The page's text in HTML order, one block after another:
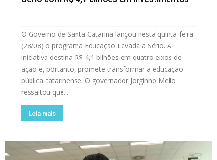
O Governo de Santa Catarina lançou nesta quinta-feira
(28/08) o programa Educação Levada a Sério. A
iniciativa destina R$ 4,1 bilhões em quatro eixos de
ação e, portanto, promete transformar a educação
pública catarinense. O governador Jorginho Mello
ressaltou que...
Leia mais